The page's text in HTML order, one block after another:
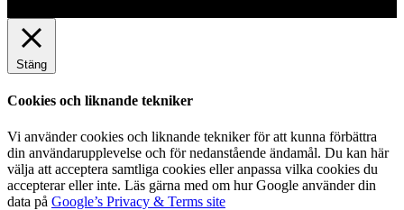
Stäng
Cookies och liknande tekniker
Vi använder cookies och liknande tekniker för att kunna förbättra
din användarupplevelse och för nedanstående ändamål. Du kan här
välja att acceptera samtliga cookies eller anpassa vilka cookies du
accepterar eller inte. Läs gärna med om hur Google använder din
data på Google’s Privacy & Terms site